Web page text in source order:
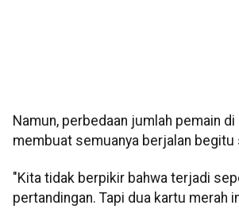
Namun, perbedaan jumlah pemain di
membuat semuanya berjalan begitu
"Kita tidak berpikir bahwa terjadi
pertandingan. Tapi dua kartu merah